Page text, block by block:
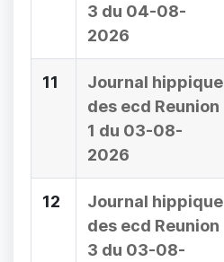
3 du 04-08-
2026
11
Journal hippique
des ecd Reunion
1 du 03-08-
2026
12
Journal hippique
des ecd Reunion
3 du 03-08-